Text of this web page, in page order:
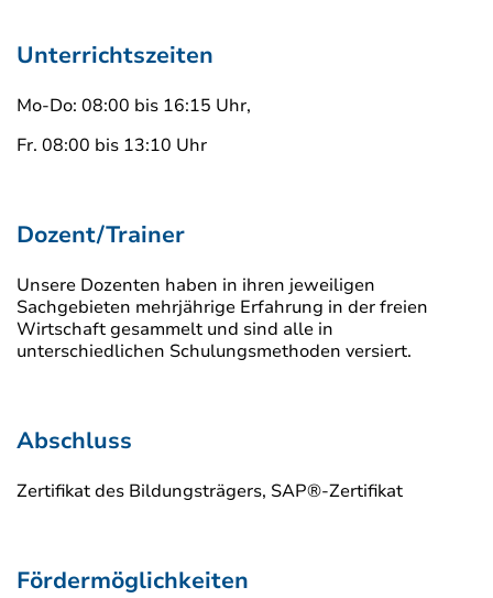
Unterrichtszeiten
Mo-Do: 08:00 bis 16:15 Uhr,
Fr. 08:00 bis 13:10 Uhr
Dozent/Trainer
Unsere Dozenten haben in ihren jeweiligen
Sachgebieten mehrjährige Erfahrung in der freien
Wirtschaft gesammelt und sind alle in
unterschiedlichen Schulungsmethoden versiert.
Abschluss
Zertifikat des Bildungsträgers, SAP®-Zertifikat
Fördermöglichkeiten